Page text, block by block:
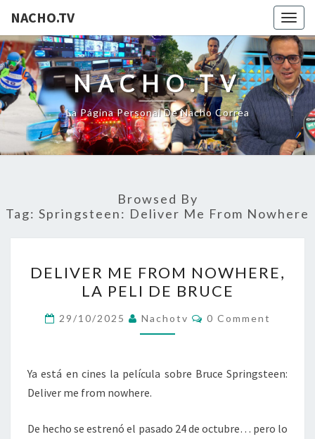
NACHO.TV
NACHO.TV
La Página Personal De Nacho Correa
Browsed By
Tag: Springsteen: Deliver Me From Nowhere
ME
FROM
NOWHERE,
LA
DE
DELIVER ME FROM NOWHERE,
LA PELI DE BRUCE
29/10/2025 Nachotv Comments
0 Comment
Ya está en cines la película sobre Bruce Springsteen:
Deliver me from nowhere.
De hecho se estrenó el pasado 24 de octubre… pero lo